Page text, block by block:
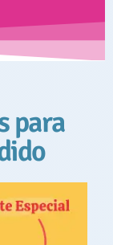
para